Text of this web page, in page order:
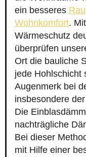
ein besseres
Wohnkomfort.
Wärmeschutz
überprüfen
Ort die bauliche
jede Hohlschicht
Augenmerk bei
insbesondere
Die
nachträgliche
Bei dieser
mit Hilfe einer